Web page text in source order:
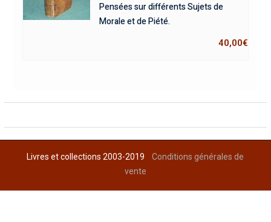
Pensées sur différents Sujets de
Morale et de Piété.
40,00€
Livres et collections 2003-2019Conditions générales de
vente